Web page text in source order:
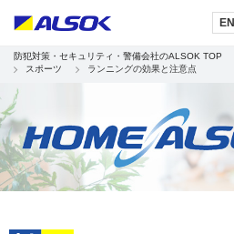
EN
防犯対策・セキュリティ・警備会社のALSOK TOP
スポーツ
ランニングの効果と注意点